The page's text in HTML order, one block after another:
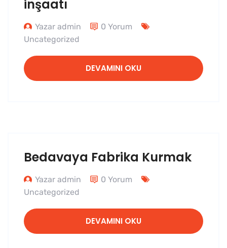
inşaatı
Yazar admin
0 Yorum
Uncategorized
DEVAMINI OKU
Bedavaya Fabrika Kurmak
Yazar admin
0 Yorum
Uncategorized
DEVAMINI OKU